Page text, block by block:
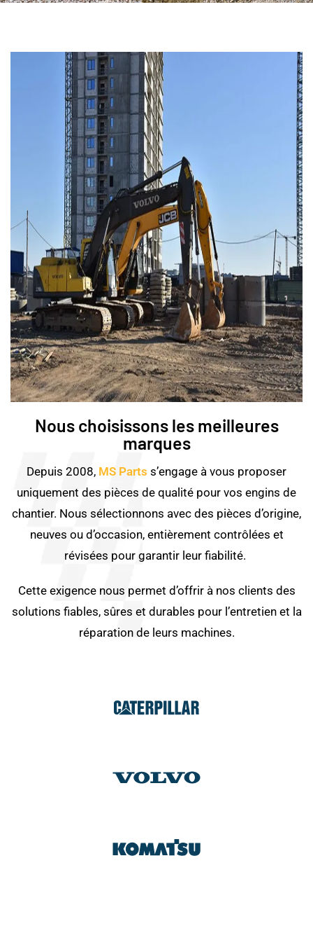
Nous choisissons les meilleures
marques
Depuis 2008, MS Parts s’engage à vous proposer
uniquement des pièces de qualité pour vos engins de
chantier. Nous sélectionnons avec des pièces d’origine,
neuves ou d’occasion, entièrement contrôlées et
révisées pour garantir leur fiabilité.
Cette exigence nous permet d’offrir à nos clients des
solutions fiables, sûres et durables pour l’entretien et la
réparation de leurs machines.